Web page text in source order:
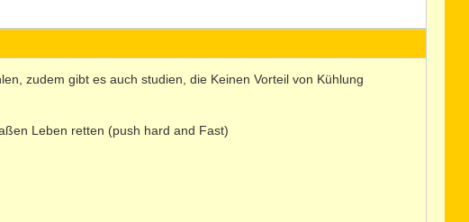
zudem gibt es auch studien, die Keinen Vorteil von Kühlung
Leben retten (push hard and Fast)